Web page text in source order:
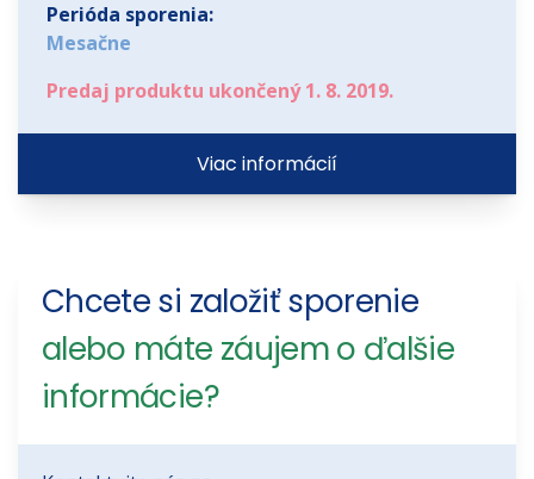
Perióda sporenia:
Mesačne
Predaj produktu ukončený 1. 8. 2019.
Viac informácií
Chcete si založiť sporenie
alebo máte záujem o ďalšie
informácie?